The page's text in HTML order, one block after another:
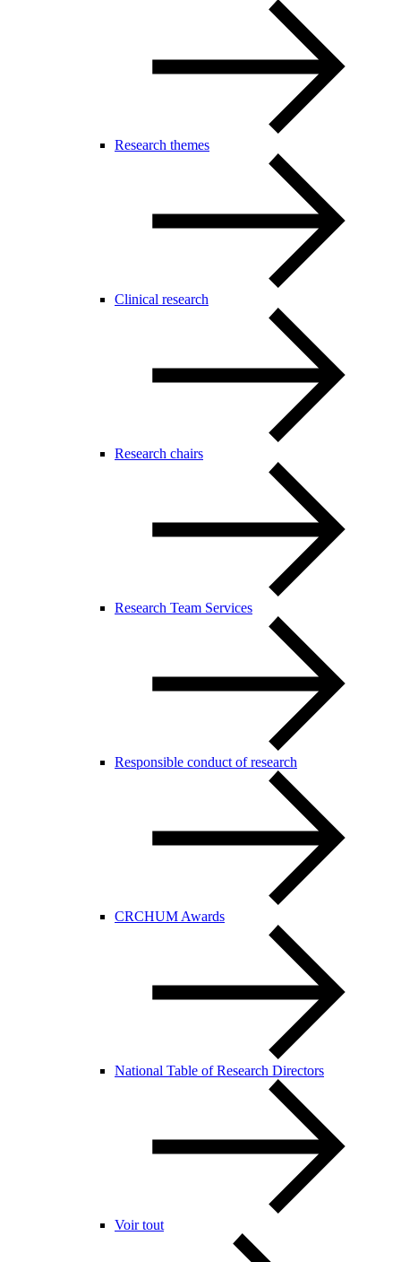
Research themes
Clinical research
Research chairs
Research Team Services
Responsible conduct of research
CRCHUM Awards
National Table of Research Directors
Voir tout